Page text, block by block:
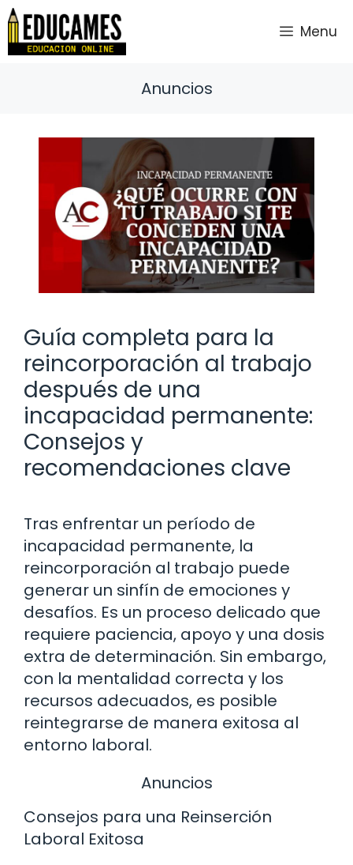
Saltar
contenido
Menu
Anuncios
Guía completa para la
reincorporación al trabajo
después de una
incapacidad permanente:
Consejos y
recomendaciones clave
Tras enfrentar un período de
incapacidad permanente, la
reincorporación al trabajo puede
generar un sinfín de emociones y
desafíos. Es un proceso delicado que
requiere paciencia, apoyo y una dosis
extra de determinación. Sin embargo,
con la mentalidad correcta y los
recursos adecuados, es posible
reintegrarse de manera exitosa al
entorno laboral.
Anuncios
Consejos para una Reinserción
Laboral Exitosa